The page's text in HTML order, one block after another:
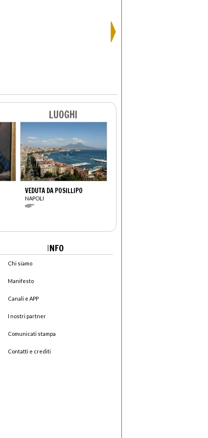
LUOGHI
VEDUTA DA POSILLIPO
NAPOLI
INFO
Chi siamo
Manifesto
Canali e APP
I nostri partner
Comunicati stampa
Contatti e crediti